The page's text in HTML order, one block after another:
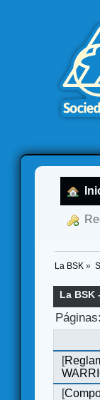
La BSK »
La BSK
[
[